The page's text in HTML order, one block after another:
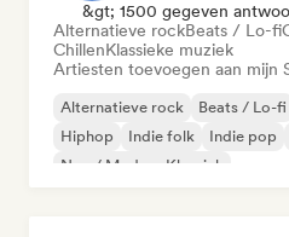
&gt; 1500 gegeven
Alternatieve rockBeats / Lo-fi
ChillenKlassieke muziek
Artiesten toevoegen aan mijn
Alternatieve rock Beats / Lo-fi
Hiphop
Indie folk Indie pop
Neo / Modern Klassiek